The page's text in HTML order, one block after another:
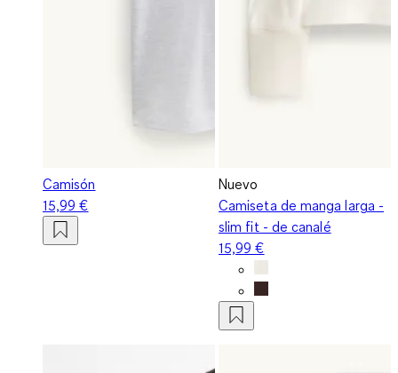
Camisón
15,99 €
Nuevo
Camiseta de manga larga -
slim fit - de canalé
15,99 €